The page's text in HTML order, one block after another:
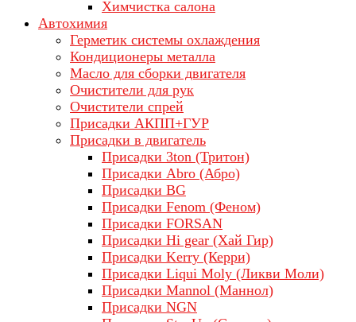
Химчистка салона
Автохимия
Герметик системы охлаждения
Кондиционеры металла
Масло для сборки двигателя
Очистители для рук
Очистители спрей
Присадки АКПП+ГУР
Присадки в двигатель
Присадки 3ton (Тритон)
Присадки Abro (Абро)
Присадки BG
Присадки Fenom (Феном)
Присадки FORSAN
Присадки Hi gear (Хай Гир)
Присадки Kerry (Керри)
Присадки Liqui Moly (Ликви Моли)
Присадки Mannol (Маннол)
Присадки NGN